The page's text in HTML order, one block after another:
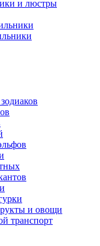
и люстры
и овощи
транспорт